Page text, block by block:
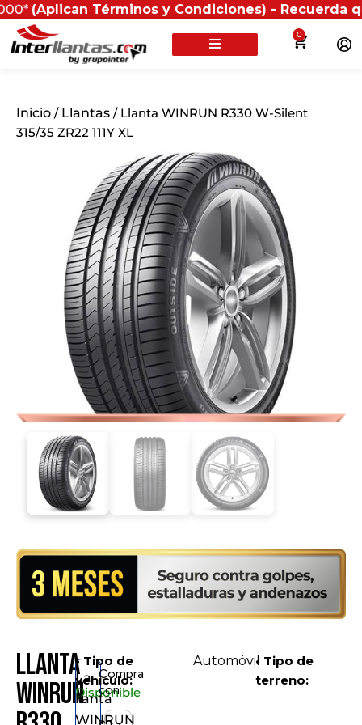
Términos y Condiciones) - Recuerda que si
0
Inicio / Llantas / Llanta WINRUN R330 W-Silent
315/35 ZR22 111Y XL
Llanta
WINRUNDisponible
Compra
con
La
llanta
WINRUN
• Tipo de
vehículo:
Automóvil• Tipo de
terreno: